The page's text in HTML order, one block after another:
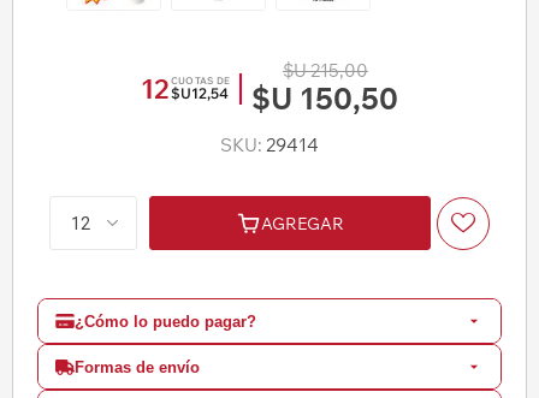
12 CUOTAS DE
$U12,54
$U 215,00
$U 150,50
SKU: 29414
AGREGAR
¿Cómo lo puedo pagar?
Formas de envío